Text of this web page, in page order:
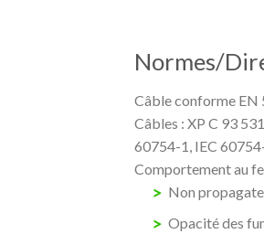
Normes/
Câble conforme EN
Câbles : XP C 93
60754-1, IEC
Comportement au
Non
Opacité des